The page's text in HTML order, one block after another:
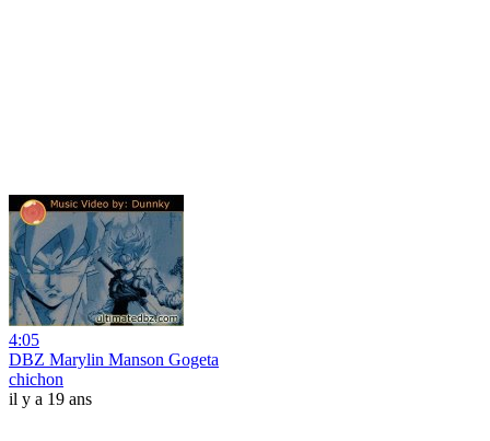
4:05
DBZ Marylin Manson Gogeta
chichon
il y a 19 ans